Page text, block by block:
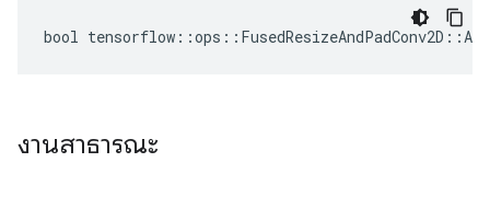
bool
งานสาธารณะ